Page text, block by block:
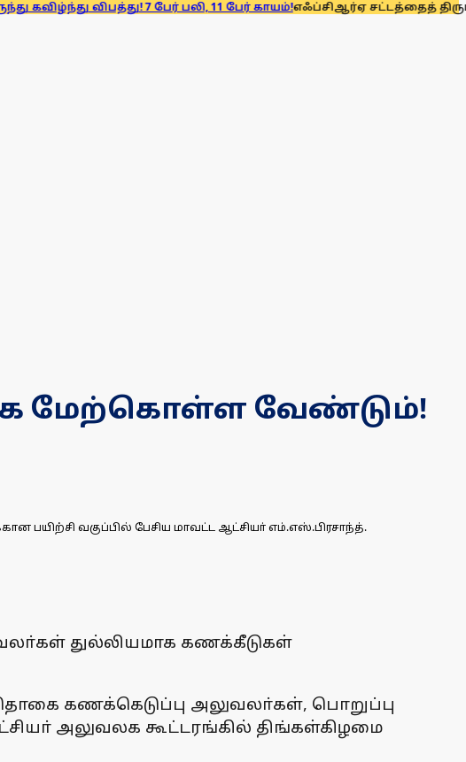
விபத்து! 7 பேர் பலி, 11 பேர் காயம்! எஃப்சிஆர்ஏ சட்டத்தைத் திரும்பப்
மேற்கொள்ள வேண்டும்!
வகுப்பில் பேசிய மாவட்ட ஆட்சியா் எம்.எஸ்.பிரசாந்த்.
துல்லியமாக கணக்கீடுகள்
கணக்கெடுப்பு அலுவலா்கள், பொறுப்பு
அலுவலக கூட்டரங்கில் திங்கள்கிழமை